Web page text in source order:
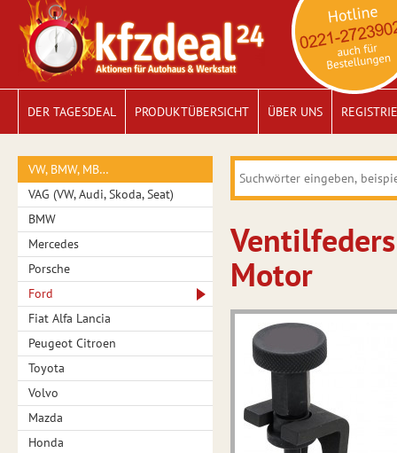
DER TAGESDEAL PRODUKTÜBERSICHT ÜBER UNS
VW, BMW, MB…
VAG (VW, Audi, Skoda, Seat)
BMW
Mercedes
Porsche
Ford
Fiat Alfa Lancia
Peugeot Citroen
Toyota
Volvo
Mazda
Honda
Motor